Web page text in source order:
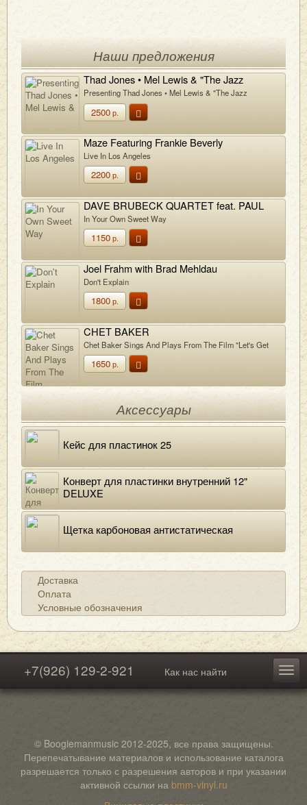
Наши предложения
Thad Jones • Mel Lewis & "The Jazz
Orchestra"
Presenting Thad Jones • Mel Lewis & "The Jazz
Orchestra"
2500р.
Maze Featuring Frankie Beverly
Live In Los Angeles
2200р.
DAVE BRUBECK QUARTET feat. PAUL
DESMOND
In Your Own Sweet Way
1150р.
Joel Frahm with Brad Mehldau
Don't Explain
1800р.
CHET BAKER
Chet Baker Sings And Plays From The Film "Let's Get
Lost"
1650р.
Аксессуары
Кейс для пластинок 25
Конверт для пластинки внутренний 12"
DELUXE
Щетка карбоновая антистатическая
Доставка
Оплата
Условные обозначения
+7(926) 129-2-921 Как нас найти
© Boogiemanmusic 2012-2025, все права защищены.
Перепечатывание материалов и использование каталога
разрешается только с разрешения авторов и при указании
активной ссылки на bmm-vinyl.ru